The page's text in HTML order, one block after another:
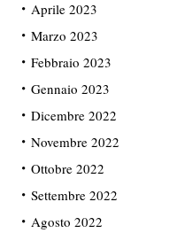
Aprile 2023
Marzo 2023
Febbraio 2023
Gennaio 2023
Dicembre 2022
Novembre 2022
Ottobre 2022
Settembre 2022
Agosto 2022